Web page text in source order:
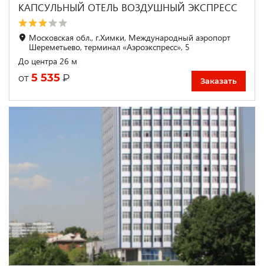
КАПСУЛЬНЫЙ ОТЕЛЬ ВОЗДУШНЫЙ ЭКСПРЕСС
Московская обл., г.Химки, Международный аэропорт
Шереметьево, терминал «Аэроэкспресс», 5
До центра 26 м
от 5 535 ₽ Заказать